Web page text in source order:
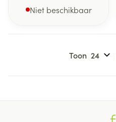
Niet beschikbaar
Toon